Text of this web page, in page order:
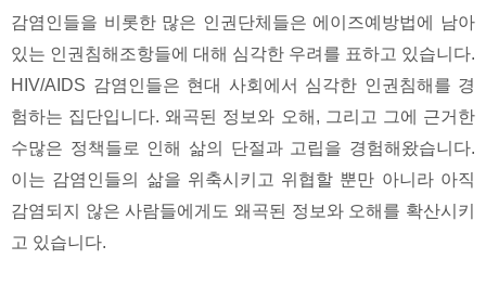
감염인들을 비롯한 많은 인권단체들은 에이즈예방법에 남아
있는 인권침해조항들에 대해 심각한 우려를 표하고 있습니다.
HIV/AIDS 감염인들은 현대 사회에서 심각한 인권침해를 경
험하는 집단입니다. 왜곡된 정보와 오해, 그리고 그에 근거한
수많은 정책들로 인해 삶의 단절과 고립을 경험해왔습니다.
이는 감염인들의 삶을 위축시키고 위협할 뿐만 아니라 아직
감염되지 않은 사람들에게도 왜곡된 정보와 오해를 확산시키
고 있습니다.